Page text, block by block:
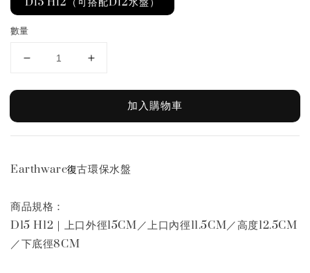
數量
加入購物車
Earthware復古環保水盤
商品規格：
D15 H12｜上口外徑15CM／上口內徑11.5CM／高度12.5CM
／下底徑8CM